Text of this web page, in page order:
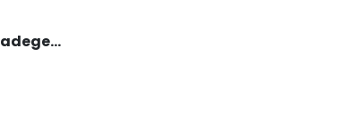
Kabelloses Uhrenladegerät